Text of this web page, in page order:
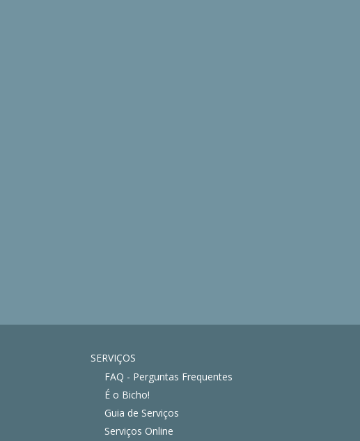
SERVIÇOS
FAQ - Perguntas Frequentes
É o Bicho!
Guia de Serviços
Serviços Online